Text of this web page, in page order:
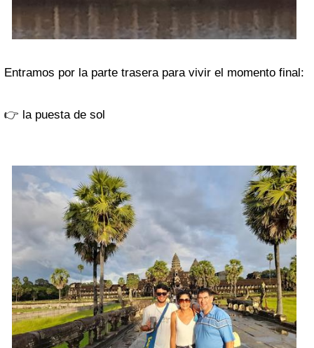
Entramos por la parte trasera para vivir el momento final:
👉 la puesta de sol